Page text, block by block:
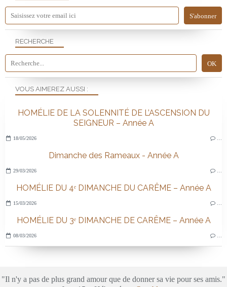
RECHERCHE
VOUS AIMEREZ AUSSI :
HOMÉLIE DE LA SOLENNITÉ DE L’ASCENSION DU
SEIGNEUR – Année A
18/05/2026
Dimanche des Rameaux - Année A
29/03/2026
HOMÉLIE DU 4ᵉ DIMANCHE DU CARÊME – Année A
15/03/2026
HOMÉLIE DU 3ᵉ DIMANCHE DE CARÊME – Année A
08/03/2026
"Il n'y a pas de plus grand amour que de donner sa vie pour ses amis."